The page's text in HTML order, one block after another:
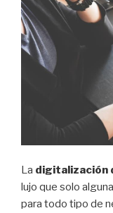
La digitalización
lujo que solo
para todo tipo de